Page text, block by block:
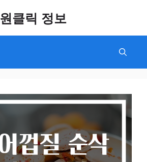
원클릭 정보